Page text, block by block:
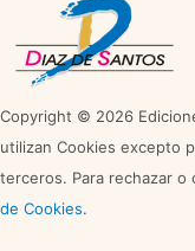
Copyright © 2026
utilizan Cookies excepto
terceros. Para rechazar o
de Cookies.